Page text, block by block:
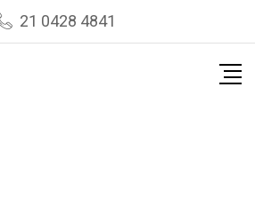
21 0428 4841